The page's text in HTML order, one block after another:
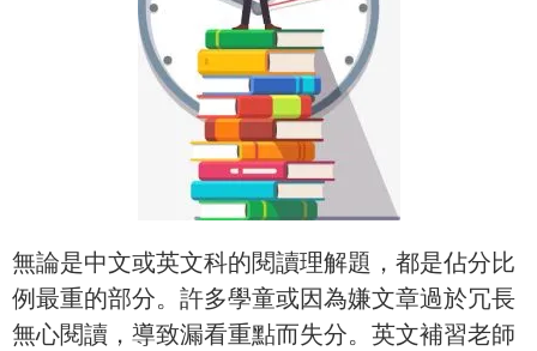
無論是中文或英文科的閱讀理解題，都是佔分比
例最重的部分。許多學童或因為嫌文章過於冗長
無心閱讀，導致漏看重點而失分。英文補習老師